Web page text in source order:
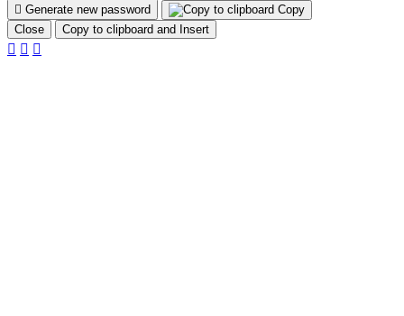
Generate new password
Copy
Close
Copy to clipboard and Insert